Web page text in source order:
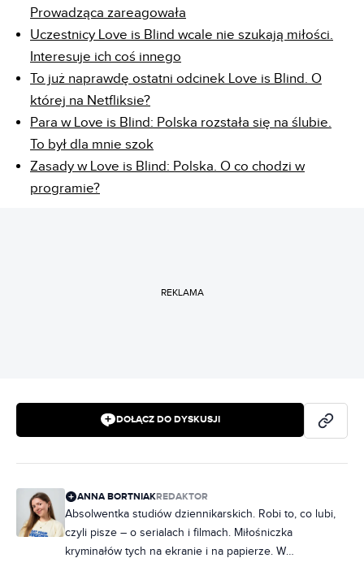
Prowadząca zareagowała
Uczestnicy Love is Blind wcale nie szukają miłości.
Interesuje ich coś innego
To już naprawdę ostatni odcinek Love is Blind. O
której na Netfliksie?
Para w Love is Blind: Polska rozstała się na ślubie.
To był dla mnie szok
Zasady w Love is Blind: Polska. O co chodzi w
programie?
REKLAMA
DOŁĄCZ DO DYSKUSJI
ANNA BORTNIAKREDAKTOR
Absolwentka studiów dziennikarskich. Robi to, co lubi,
czyli pisze – o serialach i filmach. Miłośniczka
kryminałów tych na ekranie i na papierze. W